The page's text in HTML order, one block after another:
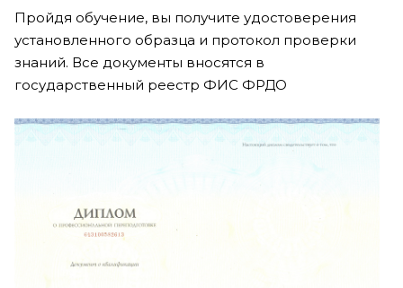
Пройдя обучение, вы получите удостоверения
установленного образца и протокол проверки
знаний. Все документы вносятся в
государственный реестр ФИС ФРДО